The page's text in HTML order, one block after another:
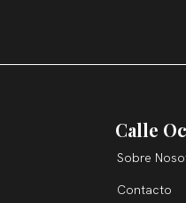
Calle
Sobre
Contacto